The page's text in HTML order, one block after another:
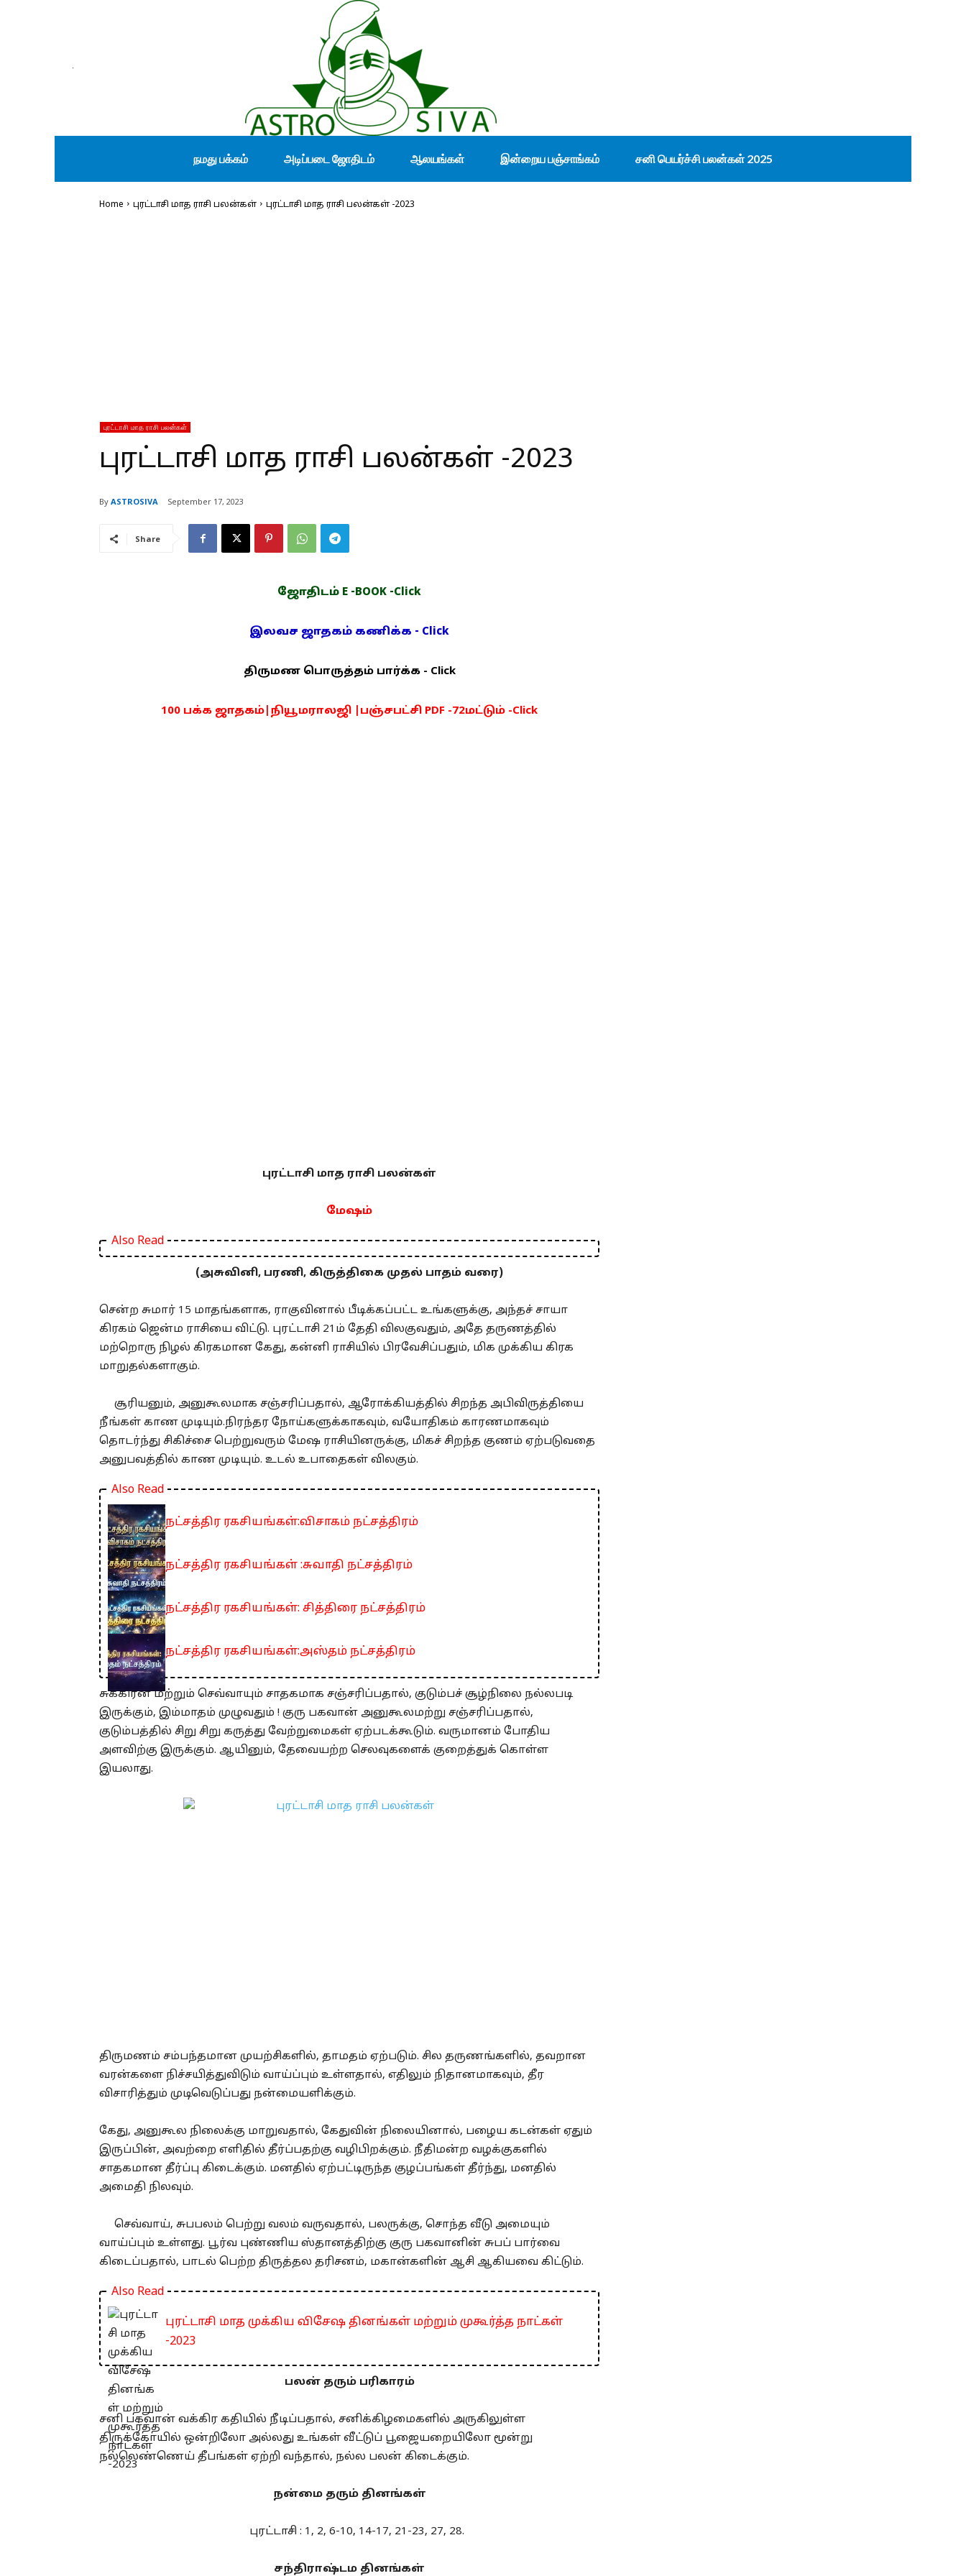
நமது பக்கம் அடிப்படை ஜோதிடம் ஆலயங்கள் இன்றைய பஞ்சாங்கம் சனி பெயர்ச்சி பலன்கள் 2025
Home புரட்டாசி மாத ராசி பலன்கள் புரட்டாசி மாத ராசி பலன்கள் -2023
புரட்டாசி மாத ராசி பலன்கள்
புரட்டாசி மாத ராசி பலன்கள் -2023
By ASTROSIVA September 17, 2023
Share
ஜோதிடம் E -BOOK -Click
இலவச ஜாதகம் கணிக்க - Click
திருமண பொருத்தம் பார்க்க - Click
100 பக்க ஜாதகம்|நியூமராலஜி |பஞ்சபட்சி PDF -72மட்டும் -Click
புரட்டாசி மாத ராசி பலன்கள்
மேஷம்
Also Read
(அசுவினி, பரணி, கிருத்திகை முதல் பாதம் வரை)
சென்ற சுமார் 15 மாதங்களாக, ராகுவினால் பீடிக்கப்பட்ட உங்களுக்கு, அந்தச் சாயா
கிரகம் ஜென்ம ராசியை விட்டு. புரட்டாசி 21ம் தேதி விலகுவதும், அதே தருணத்தில்
மற்றொரு நிழல் கிரகமான கேது, கன்னி ராசியில் பிரவேசிப்பதும், மிக முக்கிய கிரக
மாறுதல்களாகும்.
சூரியனும், அனுகூலமாக சஞ்சரிப்பதால், ஆரோக்கியத்தில் சிறந்த அபிவிருத்தியை
நீங்கள் காண முடியும்.நிரந்தர நோய்களுக்காகவும், வயோதிகம் காரணமாகவும்
தொடர்ந்து சிகிச்சை பெற்றுவரும் மேஷ ராசியினருக்கு, மிகச் சிறந்த குணம் ஏற்படுவதை
அனுபவத்தில் காண முடியும். உடல் உபாதைகள் விலகும்.
Also Read
நட்சத்திர ரகசியங்கள்:விசாகம் நட்சத்திரம்
நட்சத்திர ரகசியங்கள் :சுவாதி நட்சத்திரம்
நட்சத்திர ரகசியங்கள்: சித்திரை நட்சத்திரம்
நட்சத்திர ரகசியங்கள்:அஸ்தம் நட்சத்திரம்
சுக்கிரன் மற்றும் செவ்வாயும் சாதகமாக சஞ்சரிப்பதால், குடும்பச் சூழ்நிலை நல்லபடி
இருக்கும், இம்மாதம் முழுவதும் ! குரு பகவான் அனுகூலமற்று சஞ்சரிப்பதால்,
குடும்பத்தில் சிறு சிறு கருத்து வேற்றுமைகள் ஏற்படக்கூடும். வருமானம் போதிய
அளவிற்கு இருக்கும். ஆயினும், தேவையற்ற செலவுகளைக் குறைத்துக் கொள்ள
இயலாது.
திருமணம் சம்பந்தமான முயற்சிகளில், தாமதம் ஏற்படும். சில தருணங்களில், தவறான
வரன்களை நிச்சயித்துவிடும் வாய்ப்பும் உள்ளதால், எதிலும் நிதானமாகவும், தீர
விசாரித்தும் முடிவெடுப்பது நன்மையளிக்கும்.
கேது, அனுகூல நிலைக்கு மாறுவதால், கேதுவின் நிலையினால், பழைய கடன்கள் ஏதும்
இருப்பின், அவற்றை எளிதில் தீர்ப்பதற்கு வழிபிறக்கும். நீதிமன்ற வழக்குகளில்
சாதகமான தீர்ப்பு கிடைக்கும். மனதில் ஏற்பட்டிருந்த குழப்பங்கள் தீர்ந்து, மனதில்
அமைதி நிலவும்.
செவ்வாய், சுபபலம் பெற்று வலம் வருவதால், பலருக்கு, சொந்த வீடு அமையும்
வாய்ப்பும் உள்ளது. பூர்வ புண்ணிய ஸ்தானத்திற்கு குரு பகவானின் சுபப் பார்வை
கிடைப்பதால், பாடல் பெற்ற திருத்தல தரிசனம், மகான்களின் ஆசி ஆகியவை கிட்டும்.
Also Read
புரட்டாசி மாத முக்கிய விசேஷ தினங்கள் மற்றும் முகூர்த்த நாட்கள்
-2023
பலன் தரும் பரிகாரம்
சனி பகவான் வக்கிர கதியில் நீடிப்பதால், சனிக்கிழமைகளில் அருகிலுள்ள
திருக்கோயில் ஒன்றிலோ அல்லது உங்கள் வீட்டுப் பூஜையறையிலோ மூன்று
நல்லெண்ணெய் தீபங்கள் ஏற்றி வந்தால், நல்ல பலன் கிடைக்கும்.
நன்மை தரும் தினங்கள்
புரட்டாசி : 1, 2, 6-10, 14-17, 21-23, 27, 28.
சந்திராஷ்டம தினங்கள்